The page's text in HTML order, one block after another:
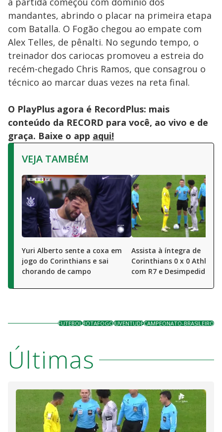
mandantes, abrindo o placar na primeira etapa
com Batalla. O Fogão chegou ao empate com
Alex Telles, de pênalti. No segundo tempo, o
treinador dos cariocas promoveu a estreia do
recém-chegado Chris Ramos, que consagrou o
técnico ao marcar duas vezes na reta final.
O PlayPlus agora é RecordPlus: mais
conteúdo da RECORD para você, ao vivo e de
graça. Baixe o app aqui!
VEJA TAMBÉM
Yuri Alberto sente a coxa em
jogo do Corinthians e sai
chorando de campo
Assista à íntegra de
Corinthians 0 x 0
com R7 e Desimpedidos
FUTEBOLBOTAFOGOJUVENTUDECAMPEONATO-BRASILEIRO
Últimas